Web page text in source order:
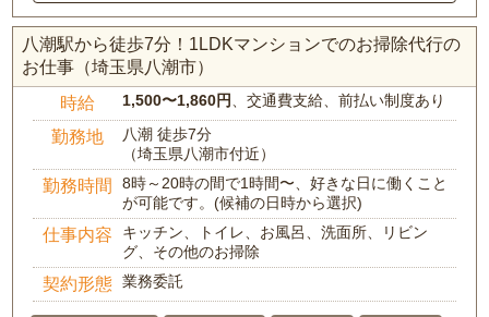
八潮駅から徒歩7分！1LDKマンションでのお掃除代行の
お仕事（埼玉県八潮市）
時給 1,500〜1,860円 、交通費支給、前払い制度あり
勤務地
八潮 徒歩7分
（埼玉県八潮市付近）
勤務時間
8時～20時の間で1時間〜、好きな日に働くこと
が可能です。(候補の日時から選択)
仕事内容
キッチン、トイレ、お風呂、洗面所、リビン
グ、その他のお掃除
契約形態 業務委託